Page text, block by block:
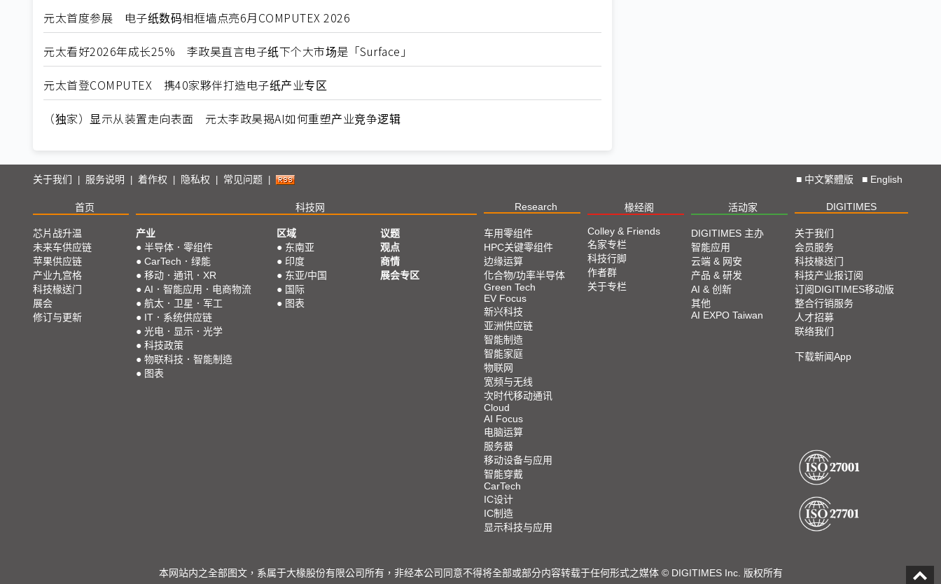
元太首度参展 电子纸数码相框墙点亮6月COMPUTEX 2026
元太看好2026年成长25% 李政昊直言电子纸下个大市场是「Surface」
元太首登COMPUTEX 携40家夥伴打造电子纸产业专区
（独家）显示从装置走向表面 元太李政昊揭AI如何重塑产业竞争逻辑
关于我们 服务说明 着作权 隐私权 常见问题 ■ 中文繁體版 ■ English
首页 科技网 Research 椽经阁 活动家 DIGITIMES
芯片战升温
未来车供应链
苹果供应链
产业九宫格
科技椽送门
展会
修订与更新
产业
● 半导体．零组件
● CarTech．绿能
● 移动．通讯．XR
● AI．智能应用．电商物流
● 航太．卫星．军工
● IT．系统供应链
● 光电．显示．光学
● 科技政策
● 物联科技．智能制造
● 图表
区域
● 东南亚
● 印度
● 东亚/中国
● 国际
● 图表
议题
观点
商情
展会专区
车用零组件
HPC关键零组件
边缘运算
化合物/功率半导体
Green Tech
EV Focus
新兴科技
亚洲供应链
智能制造
智能家庭
物联网
宽频与无线
次时代移动通讯
Cloud
AI Focus
电脑运算
服务器
移动设备与应用
智能穿戴
CarTech
IC设计
IC制造
显示科技与应用
Colley & Friends
名家专栏
科技行脚
作者群
关于专栏
DIGITIMES 主办
智能应用
云端 & 网安
产品 & 研发
AI & 创新
其他
AI EXPO Taiwan
关于我们
会员服务
科技椽送门
科技产业报订阅
订阅DIGITIMES移动版
整合行销服务
人才招募
联络我们
下载新闻App
本网站内之全部图文，系属于大椽股份有限公司所有，非经本公司同意不得将全部或部分内容转载于任何形式之媒体 © DIGITIMES Inc. 版权所有